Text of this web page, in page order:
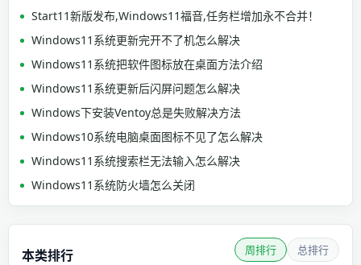
Start11新版发布,Windows11福音,任务栏增加永不合并！
Windows11系统更新完开不了机怎么解决
Windows11系统把软件图标放在桌面方法介绍
Windows11系统更新后闪屏问题怎么解决
Windows下安装Ventoy总是失败解决方法
Windows10系统电脑桌面图标不见了怎么解决
Windows11系统搜索栏无法输入怎么解决
Windows11系统防火墙怎么关闭
本类排行 周排行 总排行